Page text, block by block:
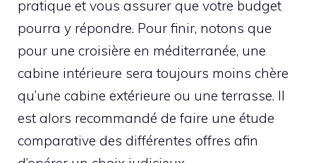
pratique et vous assurer que votre budget
pourra y répondre. Pour finir, notons que
pour une croisière en méditerranée, une
cabine intérieure sera toujours moins chère
qu’une cabine extérieure ou une terrasse. Il
est alors recommandé de faire une étude
comparative des différentes offres afin